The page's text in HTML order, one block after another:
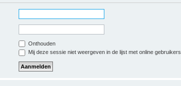
Onthouden
Mij deze sessie niet weergeven in de lijst met online gebruikers